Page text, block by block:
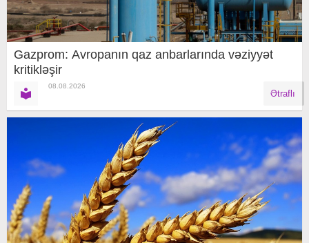
Gazprom: Avropanın qaz anbarlarında vəziyyət
kritikləşir
08.08.2026
Ətraflı